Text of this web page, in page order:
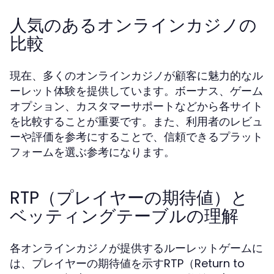
人気のあるオンラインカジノの
比較
現在、多くのオンラインカジノが顧客に魅力的なル
ーレット体験を提供しています。ボーナス、ゲーム
オプション、カスタマーサポートなどから各サイト
を比較することが重要です。また、利用者のレビュ
ーや評価を参考にすることで、信頼できるプラット
フォームを選ぶ参考になります。
RTP（プレイヤーの期待値）と
ベッティングテーブルの理解
各オンラインカジノが提供するルーレットゲームに
は、プレイヤーの期待値を示すRTP（Return to